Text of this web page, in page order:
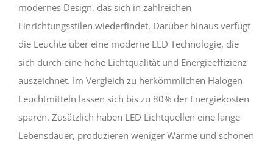
modernes Design, das sich in zahlreichen
Einrichtungsstilen wiederfindet. Darüber hinaus verfügt
die Leuchte über eine moderne LED Technologie, die
sich durch eine hohe Lichtqualität und Energieeffizienz
auszeichnet. Im Vergleich zu herkömmlichen Halogen
Leuchtmitteln lassen sich bis zu 80% der Energiekosten
sparen. Zusätzlich haben LED Lichtquellen eine lange
Lebensdauer, produzieren weniger Wärme und schonen